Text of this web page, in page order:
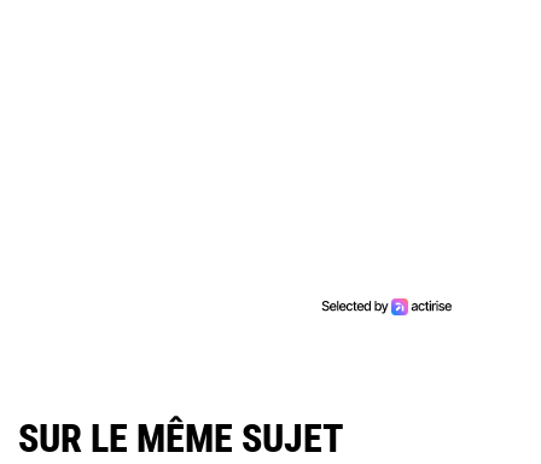
SUR LE MÊME SUJET